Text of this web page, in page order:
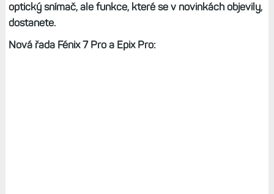
optický snímač, ale funkce, které se v novinkách objevily,
dostanete.
Nová řada Fénix 7 Pro a Epix Pro: